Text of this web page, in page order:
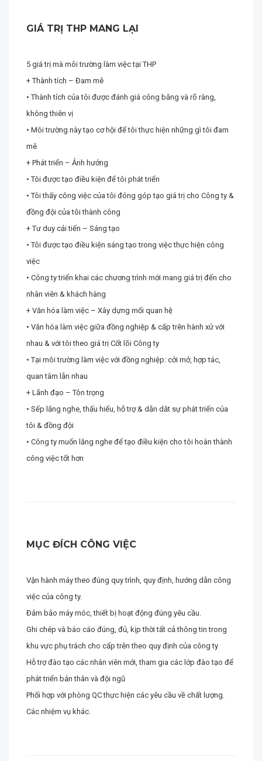
GIÁ TRỊ THP MANG LẠI
5 giá trị mà môi trường làm việc tại THP
+ Thành tích – Đam mê
• Thành tích của tôi được đánh giá công bằng và rõ ràng,
không thiên vị
• Môi trường này tạo cơ hội để tôi thực hiện những gì tôi đam
mê
+ Phát triển – Ảnh hưởng
• Tôi được tạo điều kiện để tôi phát triển
• Tôi thấy công việc của tôi đóng góp tạo giá trị cho Công ty &
đồng đội của tôi thành công
+ Tư duy cải tiến – Sáng tạo
• Tôi được tạo điều kiện sáng tạo trong việc thực hiện công
việc
• Công ty triển khai các chương trình mới mang giá trị đến cho
nhân viên & khách hàng
+ Văn hóa làm việc – Xây dựng mối quan hệ
• Văn hóa làm việc giữa đồng nghiệp & cấp trên hành xử với
nhau & với tôi theo giá trị Cốt lõi Công ty
• Tại môi trường làm việc với đồng nghiệp: cởi mở, hợp tác,
quan tâm lẫn nhau
+ Lãnh đạo – Tôn trọng
• Sếp lắng nghe, thấu hiểu, hỗ trợ & dẫn dắt sự phát triển của
tôi & đồng đội
• Công ty muốn lắng nghe để tạo điều kiện cho tôi hoàn thành
công việc tốt hơn
MỤC ĐÍCH CÔNG VIỆC
Vận hành máy theo đúng quy trình, quy định, hướng dẫn công
việc của công ty.
Đảm bảo máy móc, thiết bị hoạt động đúng yêu cầu.
Ghi chép và báo cáo đúng, đủ, kịp thời tất cả thông tin trong
khu vực phụ trách cho cấp trên theo quy định của công ty
Hỗ trợ đào tạo các nhân viên mới, tham gia các lớp đào tạo để
phát triển bản thân và đội ngũ
Phối hợp với phòng QC thực hiện các yêu cầu về chất lượng.
Các nhiệm vụ khác.